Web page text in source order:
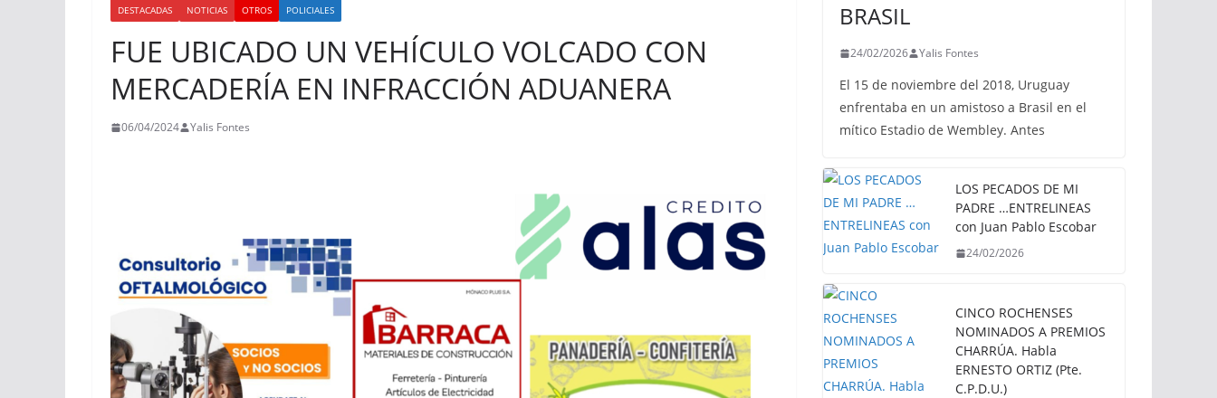
DESTACADAS NOTICIAS OTROS POLICIALES
FUE UBICADO UN VEHÍCULO VOLCADO CON
MERCADERÍA EN INFRACCIÓN ADUANERA
06/04/2024 Yalis Fontes
BRASIL
24/02/2026 Yalis Fontes
El 15 de noviembre del 2018, Uruguay
enfrentaba en un amistoso a Brasil en el
mítico Estadio de Wembley. Antes
LOS PECADOS DE MI
PADRE …ENTRELINEAS
con Juan Pablo Escobar
24/02/2026
CINCO ROCHENSES
NOMINADOS A PREMIOS
CHARRÚA. Habla
ERNESTO ORTIZ (Pte.
C.P.D.U.)